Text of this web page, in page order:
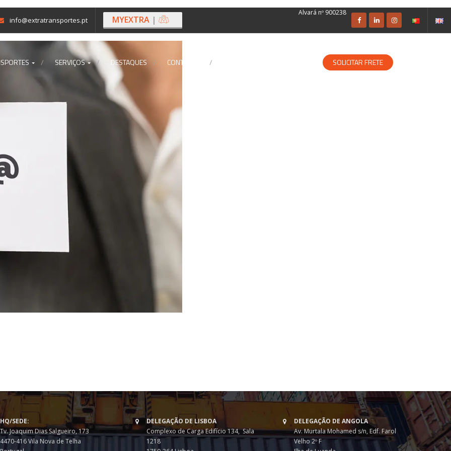
Alvará nº 900238
info@extratransportes.pt MYEXTRA |
SERVIÇOS DESTAQUES CONTACTOS SOLICITAR FRETE
HQ/SEDE:
Tv. Joaquim Dias Salgueiro, 173
4470-416 Vila Nova de Telha
DELEGAÇÃO DE LISBOA
Complexo de Carga Edifício 134, Sala
1218
DELEGAÇÃO DE ANGOLA
Av. Murtala Mohamed s/n, Edf. Farol
Velho 2º F